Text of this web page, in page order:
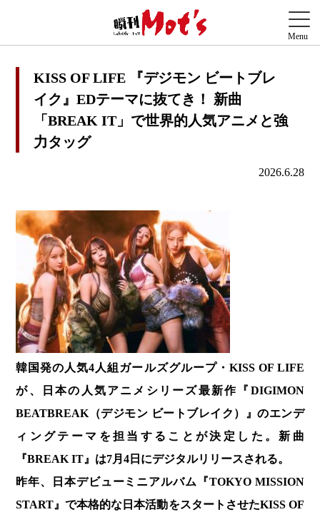
KISS OF LIFE 『デジモン ビートブレ
イク』EDテーマに抜てき！ 新曲
「BREAK IT」で世界的人気アニメと強
力タッグ
2026.6.28
韓国発の人気4人組ガールズグループ・KISS OF LIFE
が、日本の人気アニメシリーズ最新作『DIGIMON
BEATBREAK（デジモン ビートブレイク）』のエンデ
ィングテーマを担当することが決定した。新曲
『BREAK IT』は7月4日にデジタルリリースされる。
昨年、日本デビューミニアルバム『TOKYO MISSION
START』で本格的な日本活動をスタートさせたKISS OF